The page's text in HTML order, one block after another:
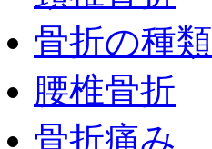
骨折の種類
腰椎骨折
骨折痛み